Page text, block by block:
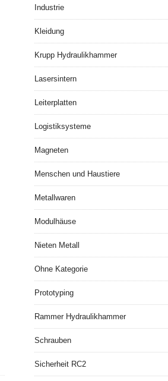
Industrie
Kleidung
Krupp Hydraulikhammer
Lasersintern
Leiterplatten
Logistiksysteme
Magneten
Menschen und Haustiere
Metallwaren
Modulhäuse
Nieten Metall
Ohne Kategorie
Prototyping
Rammer Hydraulikhammer
Schrauben
Sicherheit RC2